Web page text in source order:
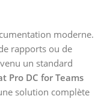
moderne.
rapports ou de
un standard
Pro DC for Teams
solution complète